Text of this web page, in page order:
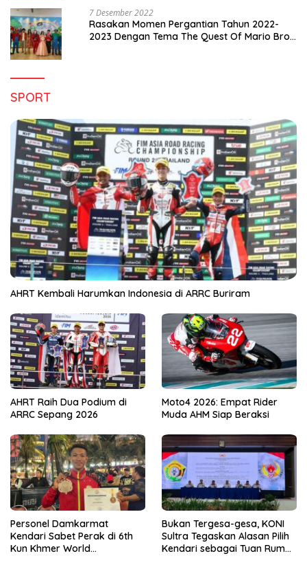
7 Desember 2022
Rasakan Momen Pergantian Tahun 2022-
2023 Dengan Tema The Quest Of Mario Bros
SPORT
AHRT Kembali Harumkan Indonesia di ARRC Buriram
AHRT Raih Dua Podium di
ARRC Sepang 2026
Moto4 2026: Empat Rider
Muda AHM Siap Beraksi
Personel Damkarmat
Kendari Sabet Perak di 6th
Kun Khmer World
Bukan Tergesa-gesa, KONI
Sultra Tegaskan Alasan Pilih
Kendari sebagai Tuan Rumah